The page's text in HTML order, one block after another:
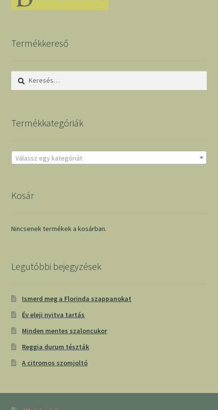
Termékkereső
Keresés:
Termékkategóriák
Válassz egy kategóriát
Kosár
Nincsenek termékek a kosárban.
Legutóbbi bejegyzések
Ismerd meg a Florinda szappanokat
Év eleji nyitva tartás
Minden mentes szaloncukor
Reggia durum tészták
A citromos szomjoltó